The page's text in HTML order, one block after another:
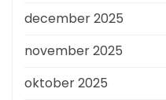
december 2025
november 2025
oktober 2025